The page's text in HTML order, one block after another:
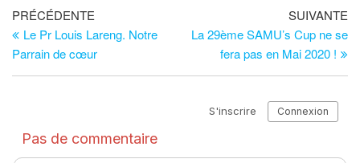
Navigation
de
l’article
Article
précédent
PRÉCÉDENTE
Le Pr Louis Lareng. Notre
Parrain de cœur
SUIVANTE
La 29ème SAMU’s Cup ne se
fera pas en Mai 2020 !